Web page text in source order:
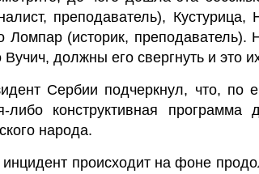
преподаватель),
Ломпар (историк, преподаватель).
Вучич, должны его свергнуть и это
Сербии подчеркнул, что, по
либо конструктивная
народа.
инцидент происходит на фоне